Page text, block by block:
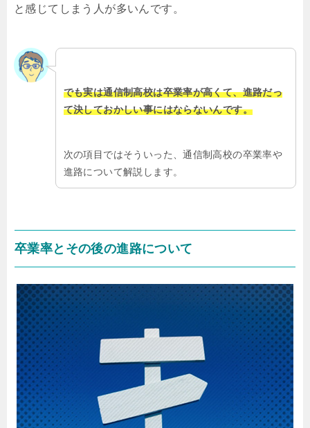
と感じてしまう人が多いんです。
でも実は通信制高校は卒業率が高くて、進路だっ
て決しておかしい事にはならないんです。
次の項目ではそういった、通信制高校の卒業率や
進路について解説します。
卒業率とその後の進路について